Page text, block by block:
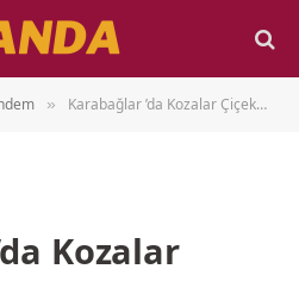
» Karabağlar ’da Kozalar Çiçek Açtı
Kozalar